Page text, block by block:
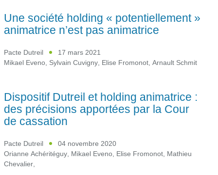
Une société holding « potentiellement »
animatrice n’est pas animatrice
Pacte Dutreil
17 mars 2021
Mikael Eveno, Sylvain Cuvigny, Elise Fromonot, Arnault Schmit
Dispositif Dutreil et holding animatrice :
des précisions apportées par la Cour
de cassation
Pacte Dutreil
04 novembre 2020
Orianne Achéritéguy, Mikael Eveno, Elise Fromonot, Mathieu
Chevalier,